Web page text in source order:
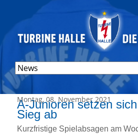
A-Junioren setzen
Sieg ab
Montag, 08. November 2021
Kurzfristige Spielabsagen am